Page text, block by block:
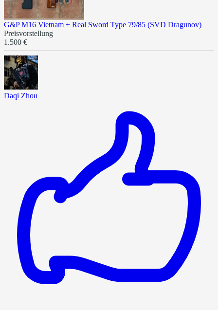
G&P M16 Vietnam + Real Sword Type 79/85 (SVD Dragunov)
Preisvorstellung
1.500 €
Daqi Zhou